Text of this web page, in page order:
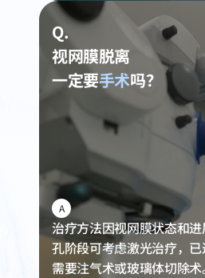
Q.
视网膜脱离
一定要手术吗？
A
治疗方法因视网膜状态和
孔阶段可考虑激光治疗，
需要注气术或玻璃体切除术